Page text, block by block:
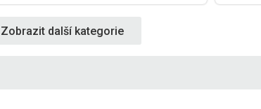
Zobrazit další kategorie